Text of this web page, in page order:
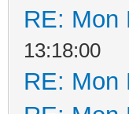
RE: Mon
13:18:00
RE: Mon